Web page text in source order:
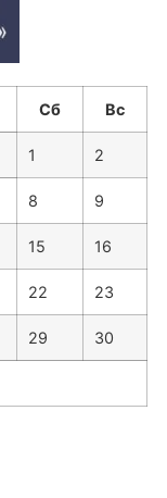
Сб Вс
1 2
8 9
15 16
22 23
29 30